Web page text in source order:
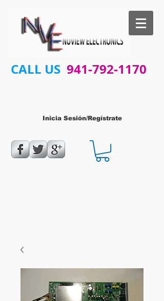
CALL US 941-792-1170
Inicia Sesión/Regístrate